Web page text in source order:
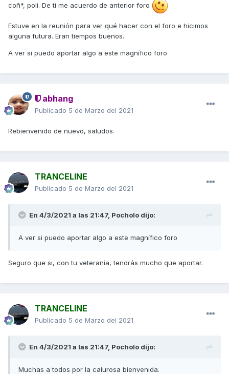
coñ*, poli. De ti me acuerdo de anterior foro
Estuve en la reunión para ver qué hacer con el foro e hicimos
alguna futura. Eran tiempos buenos.
A ver si puedo aportar algo a este magnífico foro
abhang
Publicado 5 de Marzo del 2021
Rebienvenido de nuevo, saludos.
TRANCELINE
Publicado 5 de Marzo del 2021
En 4/3/2021 a las 21:47, Pocholo dijo:
A ver si puedo aportar algo a este magnífico foro
Seguro que si, con tu veteranía, tendrás mucho que aportar.
TRANCELINE
Publicado 5 de Marzo del 2021
En 4/3/2021 a las 21:47, Pocholo dijo:
Muchas a todos por la calurosa bienvenida.